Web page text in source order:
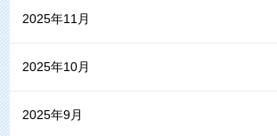
2025年11月
2025年10月
2025年9月